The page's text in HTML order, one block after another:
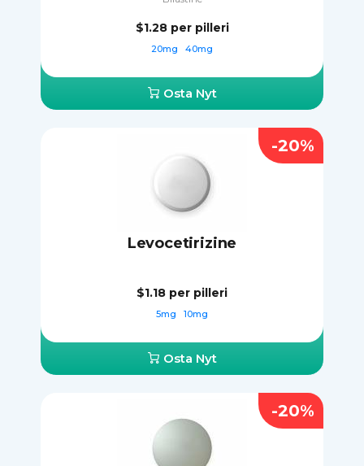
$1.28 per pilleri
20mg 40mg
Osta Nyt
Levocetirizine
$1.18 per pilleri
5mg 10mg
Osta Nyt
-20%
-20%